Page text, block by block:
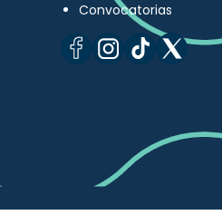
Convocatorias